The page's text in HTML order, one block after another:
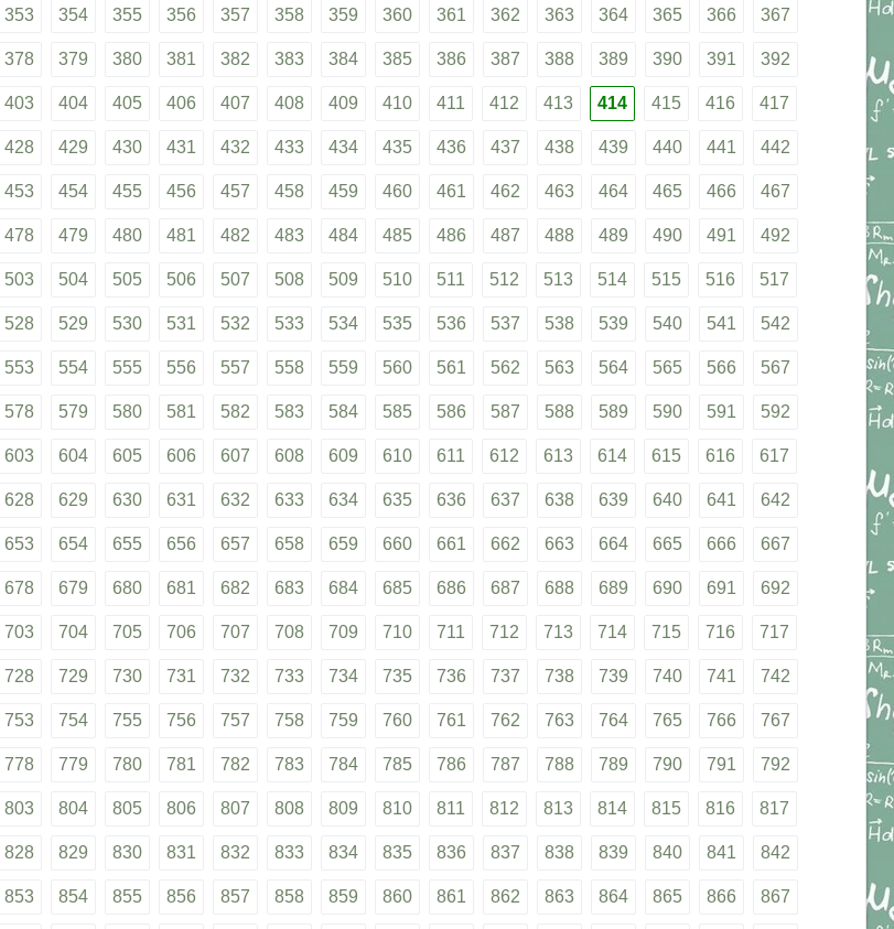
353 354 355 356 357 358 359 360 361 362 363 364 365 366 367
378 379 380 381 382 383 384 385 386 387 388 389 390 391 392
403 404 405 406 407 408 409 410 411 412 413 414 415 416 417
428 429 430 431 432 433 434 435 436 437 438 439 440 441 442
453 454 455 456 457 458 459 460 461 462 463 464 465 466 467
478 479 480 481 482 483 484 485 486 487 488 489 490 491 492
503 504 505 506 507 508 509 510 511 512 513 514 515 516 517
528 529 530 531 532 533 534 535 536 537 538 539 540 541 542
553 554 555 556 557 558 559 560 561 562 563 564 565 566 567
578 579 580 581 582 583 584 585 586 587 588 589 590 591 592
603 604 605 606 607 608 609 610 611 612 613 614 615 616 617
628 629 630 631 632 633 634 635 636 637 638 639 640 641 642
653 654 655 656 657 658 659 660 661 662 663 664 665 666 667
678 679 680 681 682 683 684 685 686 687 688 689 690 691 692
703 704 705 706 707 708 709 710 711 712 713 714 715 716 717
728 729 730 731 732 733 734 735 736 737 738 739 740 741 742
753 754 755 756 757 758 759 760 761 762 763 764 765 766 767
778 779 780 781 782 783 784 785 786 787 788 789 790 791 792
803 804 805 806 807 808 809 810 811 812 813 814 815 816 817
828 829 830 831 832 833 834 835 836 837 838 839 840 841 842
853 854 855 856 857 858 859 860 861 862 863 864 865 866 867